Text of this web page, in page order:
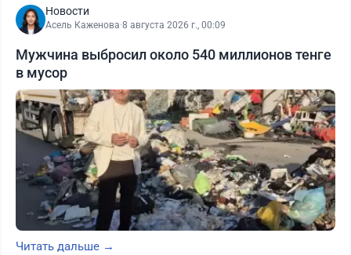
Новости
Асель Каженова·8 августа 2026 г., 00:09
Мужчина выбросил около 540 миллионов тенге
в мусор
Читать дальше →